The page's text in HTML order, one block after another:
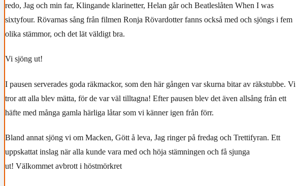
redo, Jag och min far, Klingande klarinetter, Helan går och Beatleslåten When I was
sixtyfour. Rövarnas sång från filmen Ronja Rövardotter fanns också med och sjöngs i fem
olika stämmor, och det lät väldigt bra.
Vi sjöng ut!
I pausen serverades goda räkmackor, som den här gången var skurna bitar av räkstubbe. Vi
tror att alla blev mätta, för de var väl tilltagna! Efter pausen blev det även allsång från ett
häfte med många gamla härliga låtar som vi känner igen från förr.
Bland annat sjöng vi om Macken, Gött å leva, Jag ringer på fredag och Trettifyran. Ett
uppskattat inslag när alla kunde vara med och höja stämningen och få sjunga
ut! Välkommet avbrott i höstmörkret